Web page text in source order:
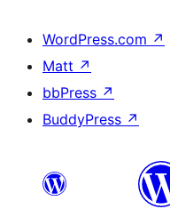
WordPress.com ↗
Matt ↗
bbPress ↗
BuddyPress ↗